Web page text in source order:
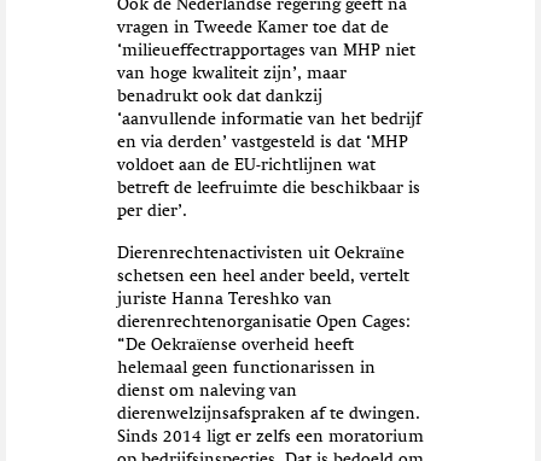
Ook de Nederlandse regering geeft na
vragen in Tweede Kamer toe dat de
‘milieueffectrapportages van MHP niet
van hoge kwaliteit zijn’, maar
benadrukt ook dat dankzij
‘aanvullende informatie van het bedrijf
en via derden’ vastgesteld is dat ‘MHP
voldoet aan de EU-richtlijnen wat
betreft de leefruimte die beschikbaar is
per dier’.
Dierenrechtenactivisten uit Oekraïne
schetsen een heel ander beeld, vertelt
juriste Hanna Tereshko van
dierenrechtenorganisatie Open Cages:
“De Oekraïense overheid heeft
helemaal geen functionarissen in
dienst om naleving van
dierenwelzijnsafspraken af te dwingen.
Sinds 2014 ligt er zelfs een moratorium